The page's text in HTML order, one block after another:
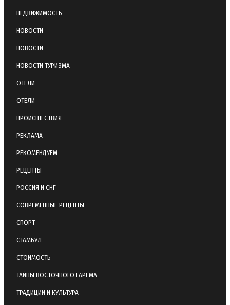
НЕДВИЖИМОСТЬ
НОВОСТИ
НОВОСТИ
НОВОСТИ ТУРИЗМА
ОТЕЛИ
ОТЕЛИ
ПРОИСШЕСТВИЯ
РЕКЛАМА
РЕКОМЕНДУЕМ
РЕЦЕПТЫ
РОССИЯ И СНГ
СОВРЕМЕННЫЕ РЕЦЕПТЫ
СПОРТ
СТАМБУЛ
СТОИМОСТЬ
ТАЙНЫ ВОСТОЧНОГО ГАРЕМА
ТРАДИЦИИ И КУЛЬТУРА